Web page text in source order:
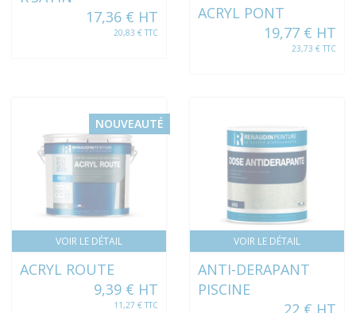
17,36 € HT
20,83 € TTC
ACRYL PONT
19,77 € HT
23,73 € TTC
VOIR LE DÉTAIL
NOUVEAUTÉ
ACRYL ROUTE
9,39 € HT
11,27 € TTC
VOIR LE DÉTAIL
ANTI-DERAPANT
PISCINE
22 € HT